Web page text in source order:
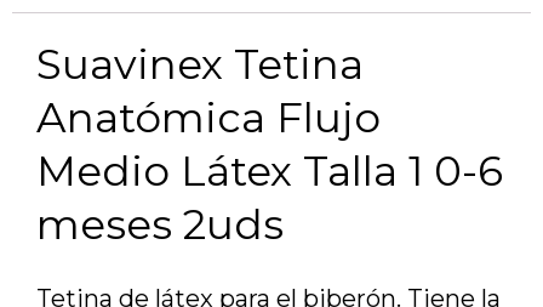
Suavinex Tetina
Anatómica Flujo
Medio Látex Talla 1 0-6
meses 2uds
Tetina de látex para el biberón. Tiene la